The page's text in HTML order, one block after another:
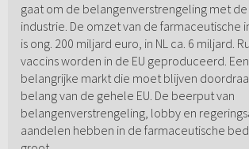
gaat om de belangenverstrengeling met
industrie. De omzet van de farmaceutische
is ong. 200 miljard euro, in NL ca. 6 miljard.
vaccins worden in de EU geproduceerd.
belangrijke markt die moet blijven
belang van de gehele EU. De beerput van
belangenverstrengeling, lobby en
aandelen hebben in de farmaceutische